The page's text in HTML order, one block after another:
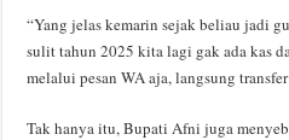
“Yang jelas kemarin sejak beliau jadi
sulit tahun 2025 kita lagi gak ada kas
melalui pesan WA aja, langsung
Tak hanya itu, Bupati Afni juga